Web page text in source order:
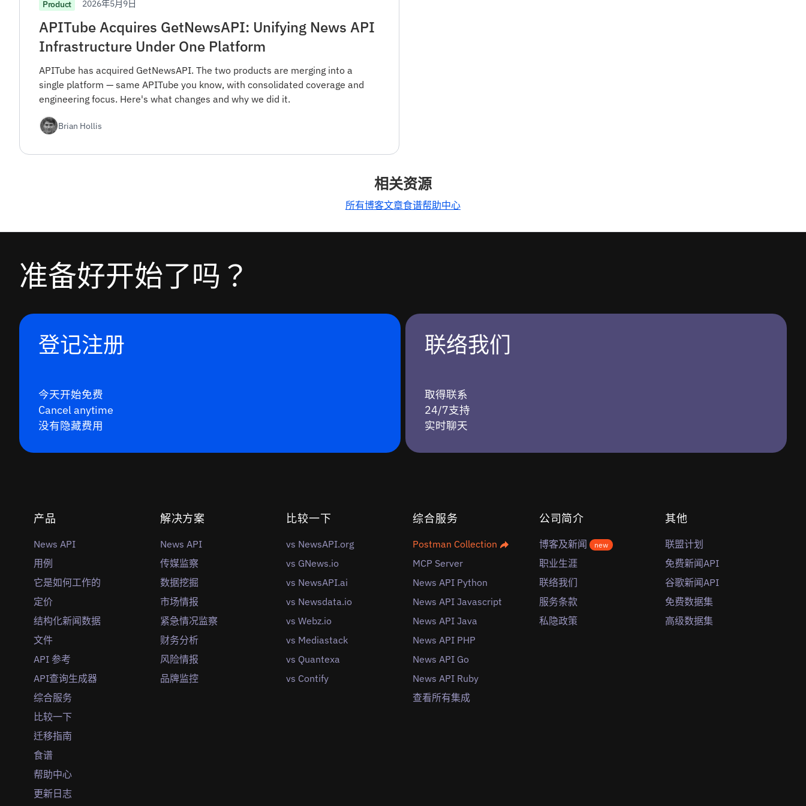
Product 2026年5月9日
APITube Acquires GetNewsAPI: Unifying News API
Infrastructure Under One Platform
APITube has acquired GetNewsAPI. The two products are merging into a
single platform — same APITube you know, with consolidated coverage and
engineering focus. Here's what changes and why we did it.
Brian Hollis
相关资源
所有博客文章食谱帮助中心
准备好开始了吗？
登记注册
今天开始免费
Cancel anytime
没有隐藏费用
联络我们
取得联系
24/7支持
实时聊天
产品
News API
用例
它是如何工作的
定价
结构化新闻数据
文件
API 参考
API查询生成器
综合服务
比较一下
迁移指南
食谱
帮助中心
更新日志
解决方案
News API
传媒监察
数据挖掘
市场情报
紧急情况监察
财务分析
风险情报
品牌监控
比较一下
vs NewsAPI.org
vs GNews.io
vs NewsAPI.ai
vs Newsdata.io
vs Webz.io
vs Mediastack
vs Quantexa
vs Contify
综合服务
Postman Collection
MCP Server
News API Python
News API Javascript
News API Java
News API PHP
News API Go
News API Ruby
查看所有集成
公司简介
博客及新闻 new
职业生涯
联络我们
服务条款
私隐政策
其他
联盟计划
免费新闻API
谷歌新闻API
免费数据集
高级数据集